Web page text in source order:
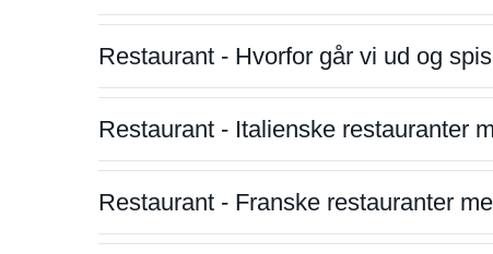
Restaurant - Hvorfor går vi ud og
Restaurant - Italienske restauranter
Restaurant - Franske restauranter